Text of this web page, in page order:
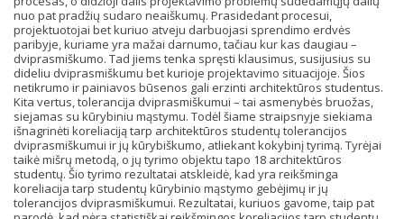
nuo pat pradžių sudaro neaiškumų. Prasidedant procesui,
projektuotojai bet kuriuo atveju darbuojasi sprendimo erdvės
paribyje, kuriame yra mažai darnumo, tačiau kur kas daugiau –
dviprasmiškumo. Tad jiems tenka spręsti klausimus, susijusius su
dideliu dviprasmiškumu bet kurioje projektavimo situacijoje. Šios
netikrumo ir painiavos būsenos gali erzinti architektūros studentus.
Kita vertus, tolerancija dviprasmiškumui – tai asmenybės bruožas,
siejamas su kūrybiniu mąstymu. Todėl šiame straipsnyje siekiama
išnagrinėti koreliaciją tarp architektūros studentų tolerancijos
dviprasmiškumui ir jų kūrybiškumo, atliekant kokybinį tyrimą. Tyrėjai
taikė mišrų metodą, o jų tyrimo objektu tapo 18 architektūros
studentų. Šio tyrimo rezultatai atskleidė, kad yra reikšminga
koreliacija tarp studentų kūrybinio mąstymo gebėjimų ir jų
tolerancijos dviprasmiškumui. Rezultatai, kuriuos gavome, taip pat